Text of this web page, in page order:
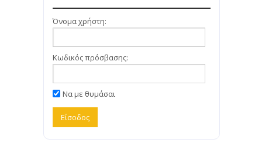
Όνομα χρήστη:
Κωδικός πρόσβασης:
Να με θυμάσαι